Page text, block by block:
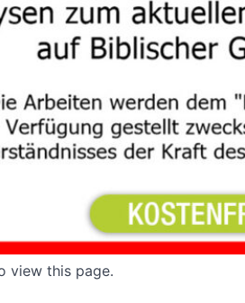
view this page.